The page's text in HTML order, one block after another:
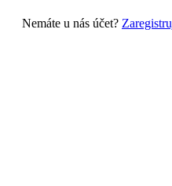
Nemáte u nás účet?